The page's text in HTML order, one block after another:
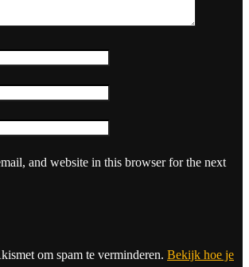
and website in this browser for the next
om spam te verminderen. Bekijk hoe je